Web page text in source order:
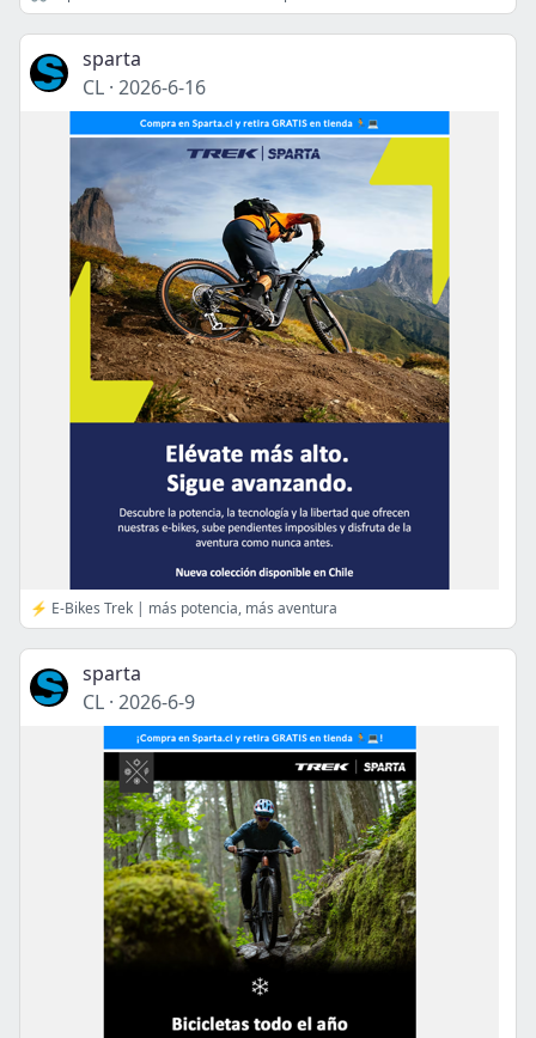
sparta
CL · 2026-6-16
⚡ E-Bikes Trek | más potencia, más aventura
sparta
CL · 2026-6-9